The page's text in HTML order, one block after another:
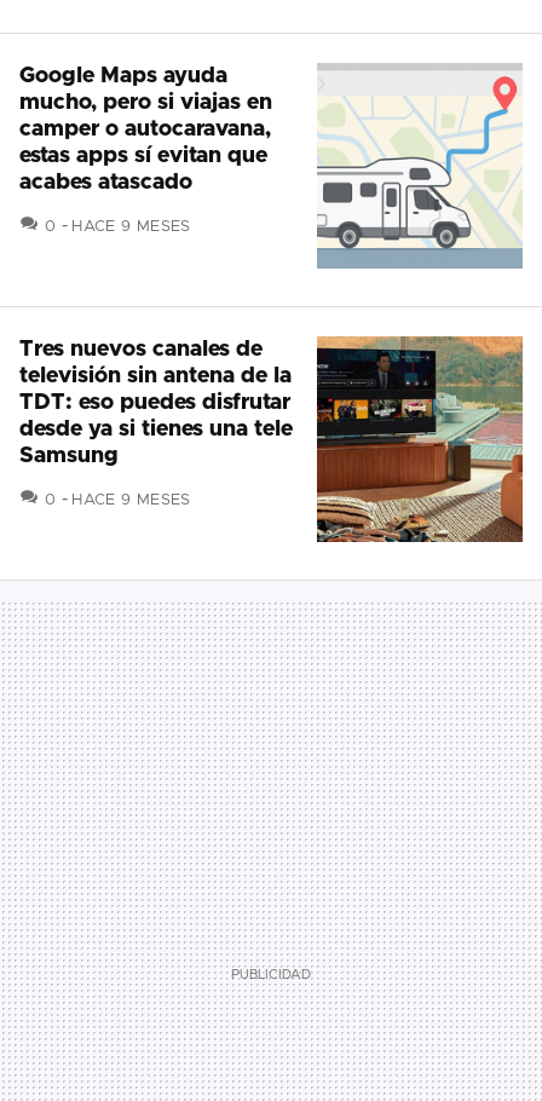
Google Maps ayuda
mucho, pero si viajas en
camper o autocaravana,
estas apps sí evitan que
acabes atascado
0 COMENTARIOS
HACE 9 MESES
Tres nuevos canales de
televisión sin antena de la
TDT: eso puedes disfrutar
desde ya si tienes una tele
Samsung
0 COMENTARIOS
HACE 9 MESES